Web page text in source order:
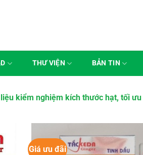
THƯ VIỆN BẢN TIN
kiểm nghiệm kích thước hạt, tối
Giá ưu đãi